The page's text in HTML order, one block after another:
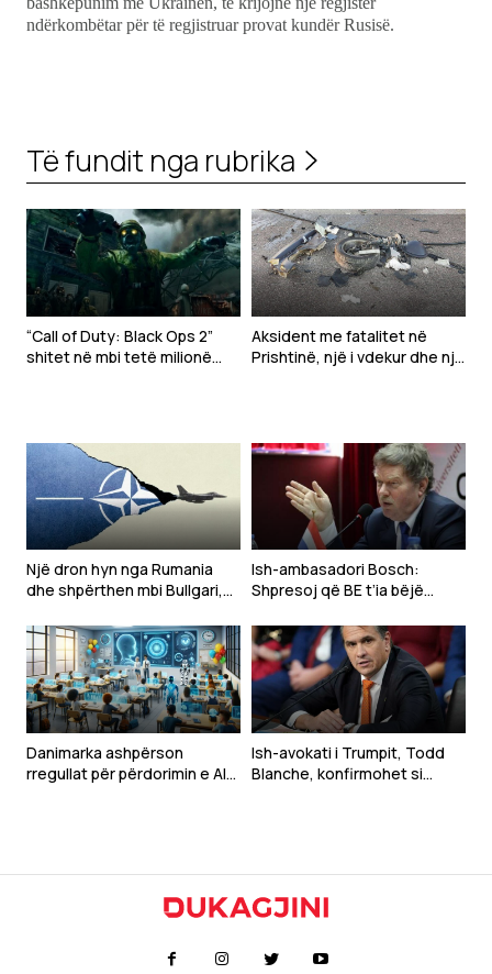
ndërkombëtar për të regjistruar provat kundër Rusisë.
Të fundit nga rubrika
“Call of Duty: Black Ops 2”
shitet në mbi tetë milionë
Aksident me fatalitet në
Prishtinë, një i vdekur dhe një
Një dron hyn nga Rumania
dhe shpërthen mbi Bullgari,
NATO-s
Ish-ambasadori Bosch:
Shpresoj që BE t’ia bëjë
Kosovës, sikur Serbisë
Danimarka ashpërson
rregullat për përdorimin e AI-
Ish-avokati i Trumpit, Todd
Blanche, konfirmohet si